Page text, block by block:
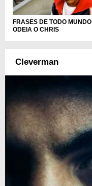
FRASES DE TODO MUNDO
ODEIA O CHRIS
Cleverman